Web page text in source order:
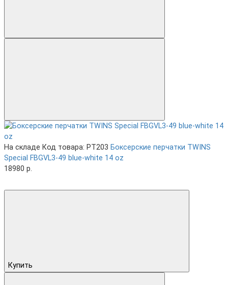
На складе Код товара: PT203 Боксерские перчатки TWINS
Special FBGVL3-49 blue-white 14 oz
18980 р.
Купить